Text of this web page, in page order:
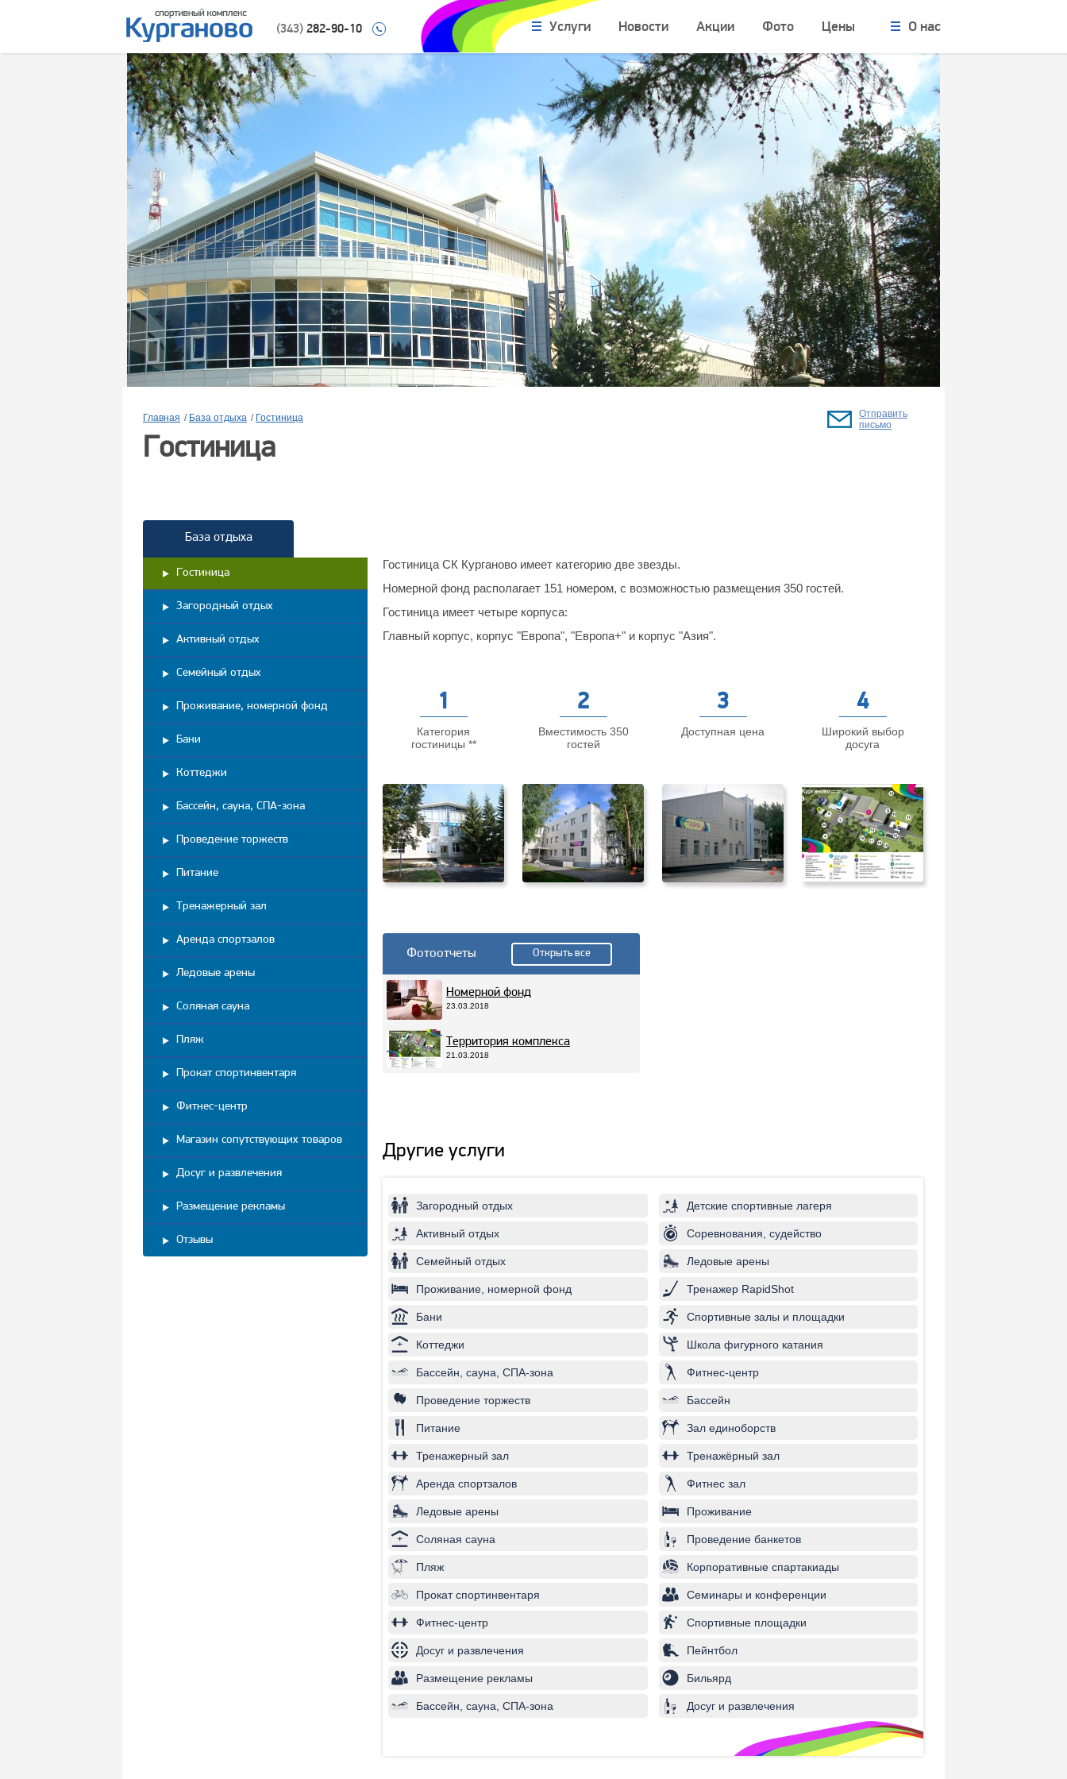
(343) 282-90-10 Услуги Новости Акции Фото Цены О нас
Главная / База отдыха / Гостиница
Гостиница
Отправить
письмо
База отдыха
Гостиница
Загородный отдых
Активный отдых
Семейный отдых
Проживание, номерной фонд
Бани
Коттеджи
Бассейн, сауна, СПА-зона
Проведение торжеств
Питание
Тренажерный зал
Аренда спортзалов
Ледовые арены
Соляная сауна
Пляж
Прокат спортинвентаря
Фитнес-центр
Магазин сопутствующих товаров
Досуг и развлечения
Размещение рекламы
Отзывы
Гостиница СК Курганово имеет категорию две звезды.
Номерной фонд располагает 151 номером, с возможностью размещения 350 гостей.
Гостиница имеет четыре корпуса:
Главный корпус, корпус "Европа", "Европа+" и корпус "Азия".
1
Категория
гостиницы **
2
Вместимость 350
гостей
3
Доступная цена
4
Широкий выбор
досуга
Фотоотчеты Открыть все
Номерной фонд
23.03.2018
Территория комплекса
21.03.2018
Другие услуги
Загородный отдых
Активный отдых
Семейный отдых
Проживание, номерной фонд
Бани
Коттеджи
Бассейн, сауна, СПА-зона
Проведение торжеств
Питание
Тренажерный зал
Аренда спортзалов
Ледовые арены
Соляная сауна
Пляж
Прокат спортинвентаря
Фитнес-центр
Досуг и развлечения
Размещение рекламы
Бассейн, сауна, СПА-зона
Детские спортивные лагеря
Соревнования, судейство
Ледовые арены
Тренажер RapidShot
Спортивные залы и площадки
Школа фигурного катания
Фитнес-центр
Бассейн
Зал единоборств
Тренажёрный зал
Фитнес зал
Проживание
Проведение банкетов
Корпоративные спартакиады
Семинары и конференции
Спортивные площадки
Пейнтбол
Бильярд
Досуг и развлечения